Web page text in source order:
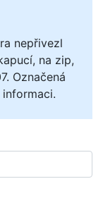
nepřivezl
na zip,
Označená